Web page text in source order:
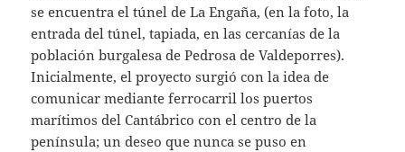
se encuentra el túnel de La Engaña, (en la foto, la
entrada del túnel, tapiada, en las cercanías de la
población burgalesa de Pedrosa de Valdeporres).
Inicialmente, el proyecto surgió con la idea de
comunicar mediante ferrocarril los puertos
marítimos del Cantábrico con el centro de la
península; un deseo que nunca se puso en